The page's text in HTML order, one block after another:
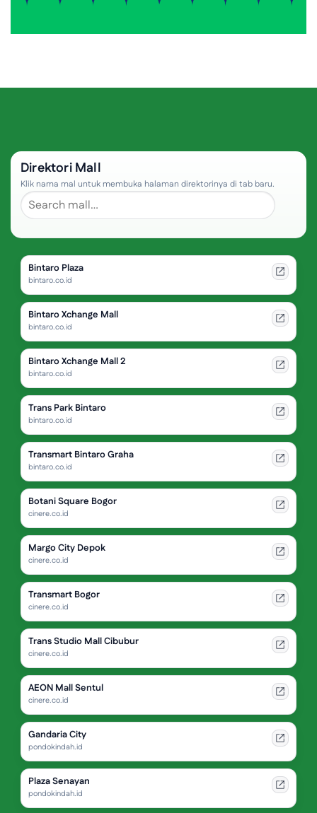
Direktori Mall
Klik nama mal untuk membuka halaman direktorinya di tab baru.
Bintaro Plaza
bintaro.co.id
Bintaro Xchange Mall
bintaro.co.id
Bintaro Xchange Mall 2
bintaro.co.id
Trans Park Bintaro
bintaro.co.id
Transmart Bintaro Graha
bintaro.co.id
Botani Square Bogor
cinere.co.id
Margo City Depok
cinere.co.id
Transmart Bogor
cinere.co.id
Trans Studio Mall Cibubur
cinere.co.id
AEON Mall Sentul
cinere.co.id
Gandaria City
pondokindah.id
Plaza Senayan
pondokindah.id